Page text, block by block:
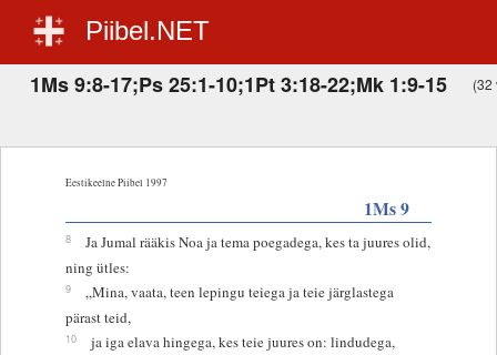
Piibel.NET
1Ms 9:8-17;Ps 25:1-10;1Pt 3:18-22;Mk 1:9-15 (32
Eestikeelne Piibel 1997
1Ms 9
8
Ja Jumal rääkis Noa ja tema poegadega, kes ta juures olid,
ning ütles:
9
„Mina, vaata, teen lepingu teiega ja teie järglastega
pärast teid,
10
ja iga elava hingega, kes teie juures on: lindudega,